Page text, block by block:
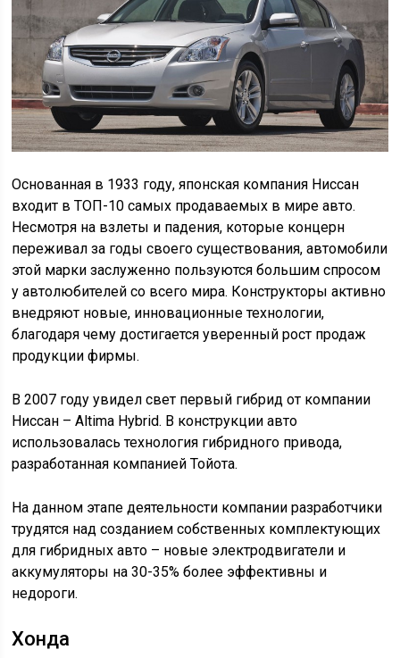
Основанная в 1933 году, японская компания Ниссан
входит в ТОП-10 самых продаваемых в мире авто.
Несмотря на взлеты и падения, которые концерн
переживал за годы своего существования, автомобили
этой марки заслуженно пользуются большим спросом
у автолюбителей со всего мира. Конструкторы активно
внедряют новые, инновационные технологии,
благодаря чему достигается уверенный рост продаж
продукции фирмы.
В 2007 году увидел свет первый гибрид от компании
Ниссан – Altima Hybrid. В конструкции авто
использовалась технология гибридного привода,
разработанная компанией Тойота.
На данном этапе деятельности компании разработчики
трудятся над созданием собственных комплектующих
для гибридных авто – новые электродвигатели и
аккумуляторы на 30-35% более эффективны и
недороги.
Хонда